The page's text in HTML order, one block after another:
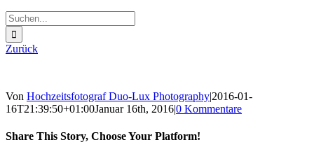
Suche
nach:
Zurück
Von Hochzeitsfotograf Duo-Lux Photography|2016-01-
16T21:39:50+01:00Januar 16th, 2016|0 Kommentare
Share This Story, Choose Your Platform!